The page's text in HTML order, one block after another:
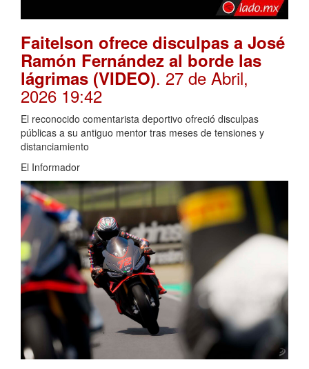
Faitelson ofrece disculpas a José
Ramón Fernández al borde las
lágrimas (VIDEO). 27 de Abril,
2026 19:42
El reconocido comentarista deportivo ofreció disculpas
públicas a su antiguo mentor tras meses de tensiones y
distanciamiento
El Informador